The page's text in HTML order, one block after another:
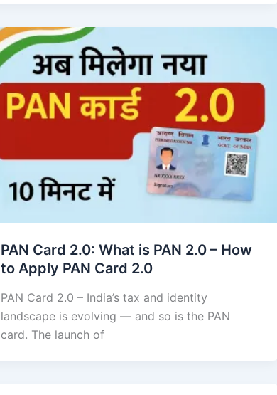
PAN Card 2.0: What is PAN 2.0 – How
to Apply PAN Card 2.0
PAN Card 2.0 – India’s tax and identity
landscape is evolving — and so is the PAN
card. The launch of